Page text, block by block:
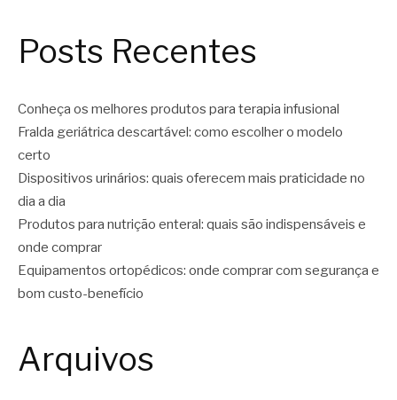
Posts Recentes
Conheça os melhores produtos para terapia infusional
Fralda geriátrica descartável: como escolher o modelo
certo
Dispositivos urinários: quais oferecem mais praticidade no
dia a dia
Produtos para nutrição enteral: quais são indispensáveis e
onde comprar
Equipamentos ortopédicos: onde comprar com segurança e
bom custo-benefício
Arquivos